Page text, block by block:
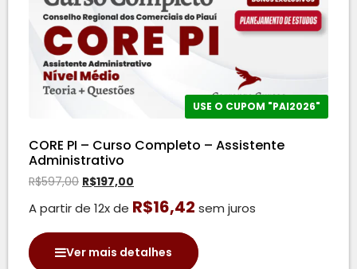
USE O CUPOM "PAI2026"
CORE PI – Curso Completo – Assistente
Administrativo
R$597,00 R$197,00
A partir de 12x de R$16,42 sem juros
Ver mais detalhes